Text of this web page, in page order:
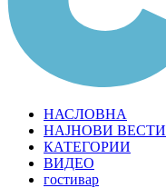
НАСЛОВНА
НАЈНОВИ ВЕСТИ
КАТЕГОРИИ
ВИДЕО
гостивар